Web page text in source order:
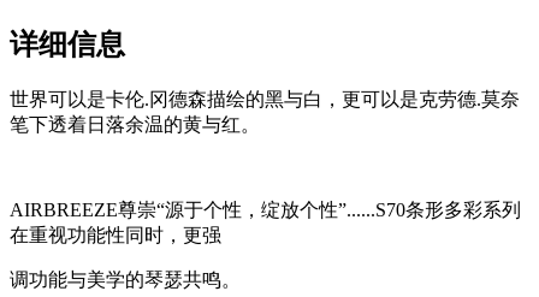
详细信息
世界可以是卡伦.冈德森描绘的黑与白，更可以是克劳德.莫奈
笔下透着日落余温的黄与红。
AIRBREEZE尊崇“源于个性，绽放个性”......S70条形多彩系列
在重视功能性同时，更强
调功能与美学的琴瑟共鸣。